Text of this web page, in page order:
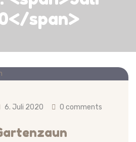
span>
6. Juli 2020 0 comments